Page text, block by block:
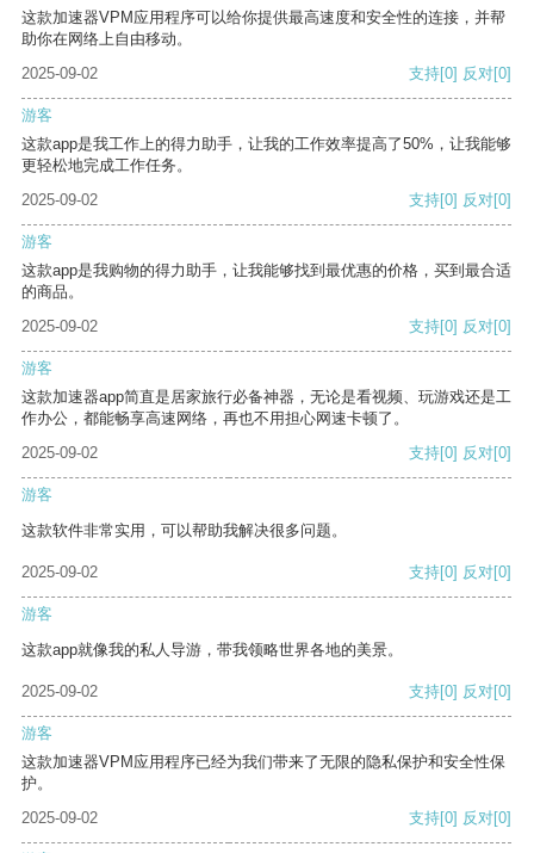
这款加速器VPM应用程序可以给你提供最高速度和安全性的连接，并帮
助你在网络上自由移动。
2025-09-02
支持[0] 反对[0]
游客
这款app是我工作上的得力助手，让我的工作效率提高了50%，让我能够
更轻松地完成工作任务。
2025-09-02
支持[0] 反对[0]
游客
这款app是我购物的得力助手，让我能够找到最优惠的价格，买到最合适
的商品。
2025-09-02
支持[0] 反对[0]
游客
这款加速器app简直是居家旅行必备神器，无论是看视频、玩游戏还是工
作办公，都能畅享高速网络，再也不用担心网速卡顿了。
2025-09-02
支持[0] 反对[0]
游客
这款软件非常实用，可以帮助我解决很多问题。
2025-09-02 支持[0] 反对[0]
游客
这款app就像我的私人导游，带我领略世界各地的美景。
2025-09-02 支持[0] 反对[0]
游客
这款加速器VPM应用程序已经为我们带来了无限的隐私保护和安全性保
护。
2025-09-02
支持[0] 反对[0]